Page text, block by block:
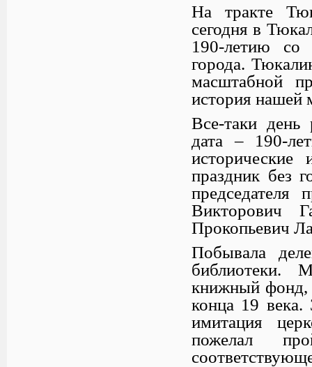
На тракте
сегодня в
190-летию со
города.
масштабной
история нашей
Все-таки день
дата – 190-
праздник без
председателя
Викторович
Прокопьевич
Побывала
библиотеки.
книжный фонд,
конца 19 века.
имитация
пожелал